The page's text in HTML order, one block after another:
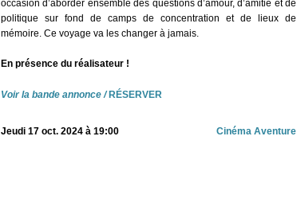
occasion d’aborder ensemble des questions d’amour, d’amitié et de
politique sur fond de camps de concentration et de lieux de
mémoire. Ce voyage va les changer à jamais.
En présence du réalisateur !
Voir la bande annonce /RÉSERVER
Jeudi 17 oct. 2024 à 19:00 Cinéma Aventure